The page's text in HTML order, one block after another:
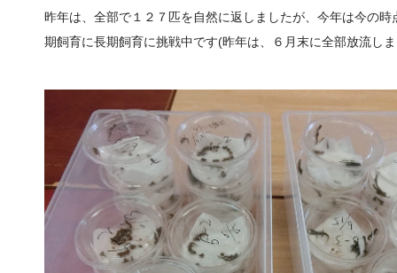
昨年は、全部で１２７匹を自然に返しましたが、今年は今の
期飼育に長期飼育に挑戦中です(昨年は、６月末に全部放流し